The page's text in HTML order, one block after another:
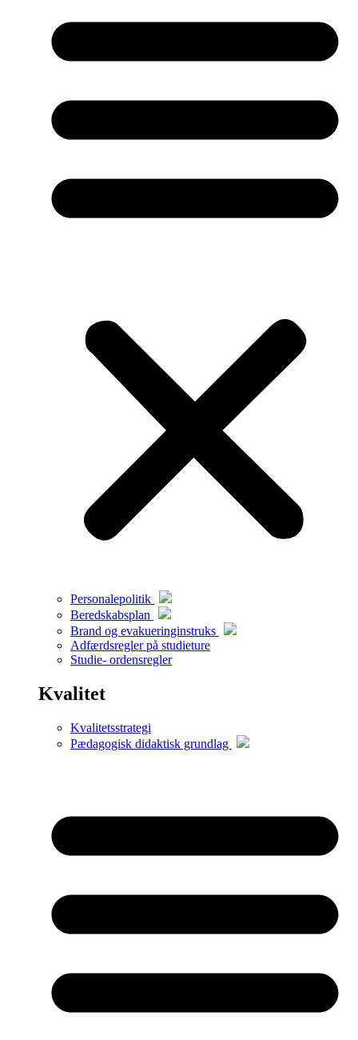
Personalepolitik
Beredskabsplan
Brand og evakueringinstruks
Adfærdsregler på studieture
Studie- ordensregler
Kvalitet
Kvalitetsstrategi
Pædagogisk didaktisk grundlag